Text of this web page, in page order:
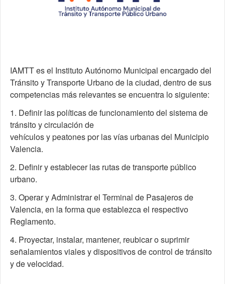
IAMTT es el Instituto Autónomo Municipal encargado del
Tránsito y Transporte Urbano de la ciudad, dentro de sus
competencias más relevantes se encuentra lo siguiente:
1. Definir las políticas de funcionamiento del sistema de
tránsito y circulación de
vehículos y peatones por las vías urbanas del Municipio
Valencia.
2. Definir y establecer las rutas de transporte público
urbano.
3. Operar y Administrar el Terminal de Pasajeros de
Valencia, en la forma que establezca el respectivo
Reglamento.
4. Proyectar, instalar, mantener, reubicar o suprimir
señalamientos viales y dispositivos de control de tránsito
y de velocidad.